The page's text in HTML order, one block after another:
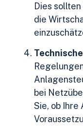
Dies
die
bei
Sie, ob Ihre